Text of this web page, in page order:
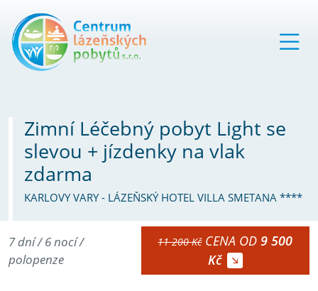
Zimní Léčebný pobyt Light se
slevou + jízdenky na vlak
zdarma
KARLOVY VARY - LÁZEŇSKÝ HOTEL VILLA SMETANA ****
7 dní / 6 nocí /
polopenze
11 200 KčCENA OD9 500
Kč